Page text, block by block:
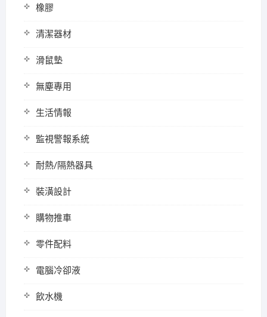
橡膠
清潔器材
滑鼠墊
無塵專用
生活情報
監視警報系統
耐熱/隔熱器具
裝潢設計
購物推車
零件配料
電腦冷卻液
飲水機